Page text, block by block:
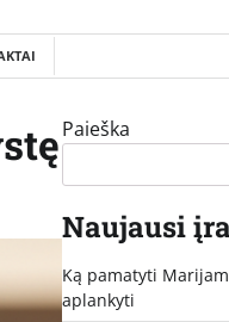
Paieška
Naujausi
Ką pamatyti
aplankyti